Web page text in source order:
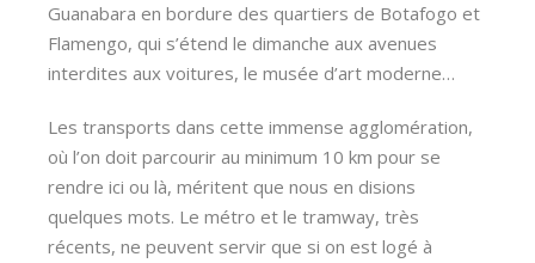
Guanabara en bordure des quartiers de Botafogo et
Flamengo, qui s’étend le dimanche aux avenues
interdites aux voitures, le musée d’art moderne…
Les transports dans cette immense agglomération,
où l’on doit parcourir au minimum 10 km pour se
rendre ici ou là, méritent que nous en disions
quelques mots. Le métro et le tramway, très
récents, ne peuvent servir que si on est logé à